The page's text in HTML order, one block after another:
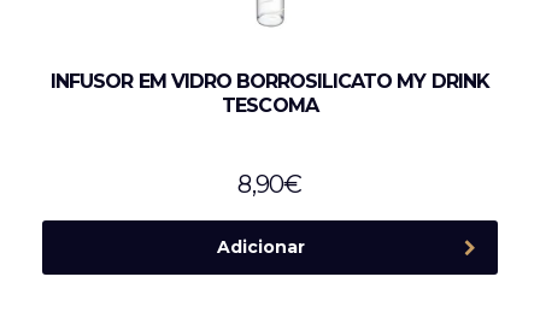
INFUSOR EM VIDRO BORROSILICATO MY DRINK
TESCOMA
8,90€
Adicionar